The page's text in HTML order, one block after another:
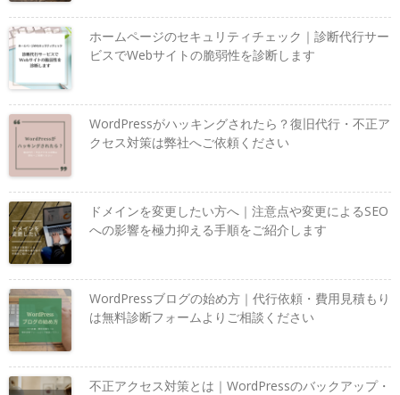
ホームページのセキュリティチェック｜診断代行サー
ビスでWebサイトの脆弱性を診断します
WordPressがハッキングされたら？復旧代行・不正ア
クセス対策は弊社へご依頼ください
ドメインを変更したい方へ｜注意点や変更によるSEO
への影響を極力抑える手順をご紹介します
WordPressブログの始め方｜代行依頼・費用見積もり
は無料診断フォームよりご相談ください
不正アクセス対策とは｜WordPressのバックアップ・